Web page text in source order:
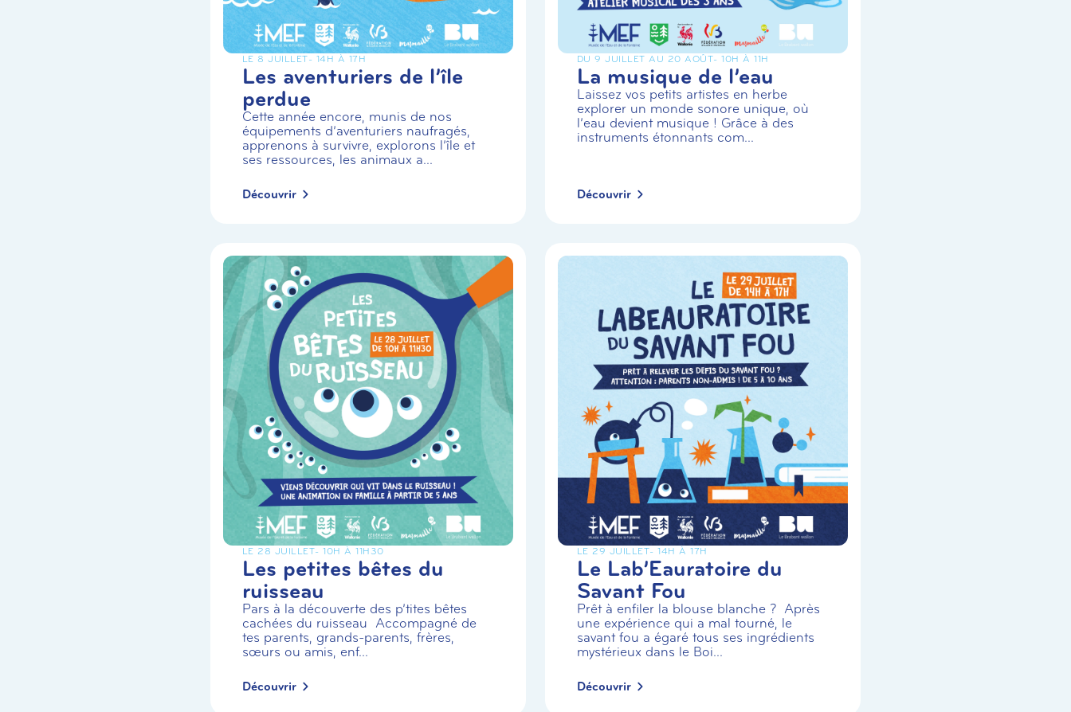
LE 8 JUILLET- 14H À 17H
Les aventuriers de l’île
perdue
Cette année encore, munis de nos
équipements d’aventuriers naufragés,
apprenons à survivre, explorons l’île et
ses ressources, les animaux a...
Découvrir
DU 9 JUILLET AU 20 AOÛT- 10H À 11H
La musique de l’eau
Laissez vos petits artistes en herbe
explorer un monde sonore unique, où
l’eau devient musique ! Grâce à des
instruments étonnants com...
Découvrir
LE 28 JUILLET- 10H À 11H30
Les petites bêtes du
ruisseau
Pars à la découverte des p’tites bêtes
cachées du ruisseau Accompagné de
tes parents, grands-parents, frères,
sœurs ou amis, enf...
Découvrir
LE 29 JUILLET- 14H À 17H
Le Lab’Eauratoire du
Savant Fou
Prêt à enfiler la blouse blanche ? Après
une expérience qui a mal tourné, le
savant fou a égaré tous ses ingrédients
mystérieux dans le Boi...
Découvrir